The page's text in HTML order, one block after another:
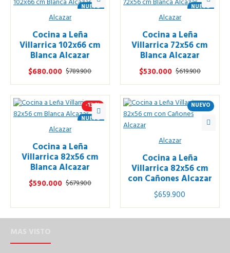
NUEVO
Alcazar
Cocina a Leña
Villarrica 102x66 cm
Blanca Alcazar
$680.000 $789.900
NUEVO
Alcazar
Cocina a Leña
Villarrica 72x56 cm
Blanca Alcazar
$530.000 $619.900
NUEVO
-13 %
Alcazar
Cocina a Leña
Villarrica 82x56 cm
Blanca Alcazar
$590.000 $679.900
NUEVO
Alcazar
Cocina a Leña
Villarrica 82x56 cm
con Cañones Alcazar
$659.900